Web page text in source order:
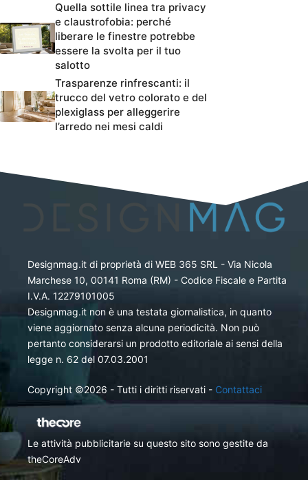
Quella sottile linea tra privacy
e claustrofobia: perché
liberare le finestre potrebbe
essere la svolta per il tuo
salotto
Trasparenze rinfrescanti: il
trucco del vetro colorato e del
plexiglass per alleggerire
l’arredo nei mesi caldi
Designmag.it di proprietà di WEB 365 SRL - Via Nicola
Marchese 10, 00141 Roma (RM) - Codice Fiscale e Partita
I.V.A. 12279101005
Designmag.it non è una testata giornalistica, in quanto
viene aggiornato senza alcuna periodicità. Non può
pertanto considerarsi un prodotto editoriale ai sensi della
legge n. 62 del 07.03.2001
Copyright ©2026 - Tutti i diritti riservati - Contattaci
Le attività pubblicitarie su questo sito sono gestite da
theCoreAdv